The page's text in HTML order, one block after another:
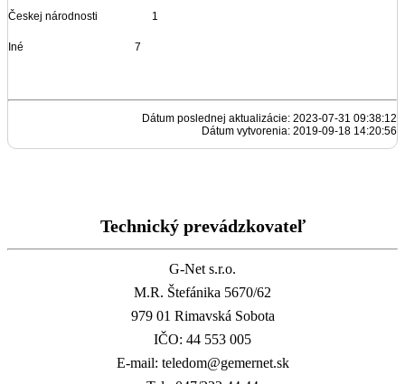
Českej národnosti 1
Iné 7
Dátum poslednej aktualizácie: 2023-07-31 09:38:12
Dátum vytvorenia: 2019-09-18 14:20:56
Technický prevádzkovateľ
G-Net s.r.o.
M.R. Štefánika 5670/62
979 01 Rimavská Sobota
IČO: 44 553 005
E-mail: teledom@gemernet.sk